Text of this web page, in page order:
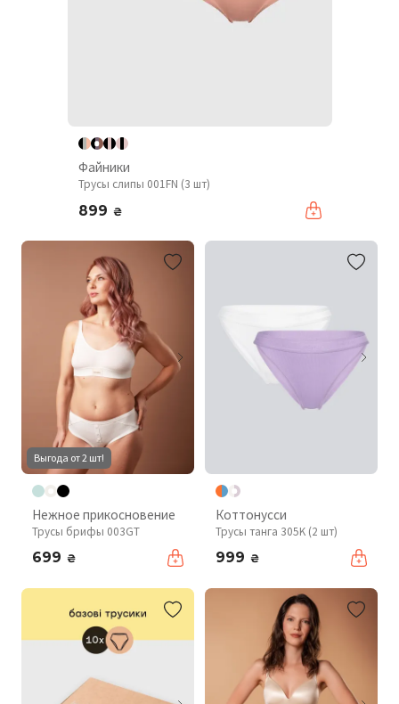
Файники
Трусы слипы 001FN (3 шт)
899 ₴
Выгода от 2 шт!
Нежное прикосновение
Трусы брифы 003GT
699 ₴
Коттонусси
Трусы танга 305K (2 шт)
999 ₴